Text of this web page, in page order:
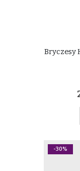
Bryczesy
-30%